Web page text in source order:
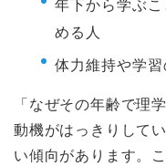
年下から学ぶ
める人
体力維持や学
「なぜその年齢で理
動機がはっきりして
い傾向があります。